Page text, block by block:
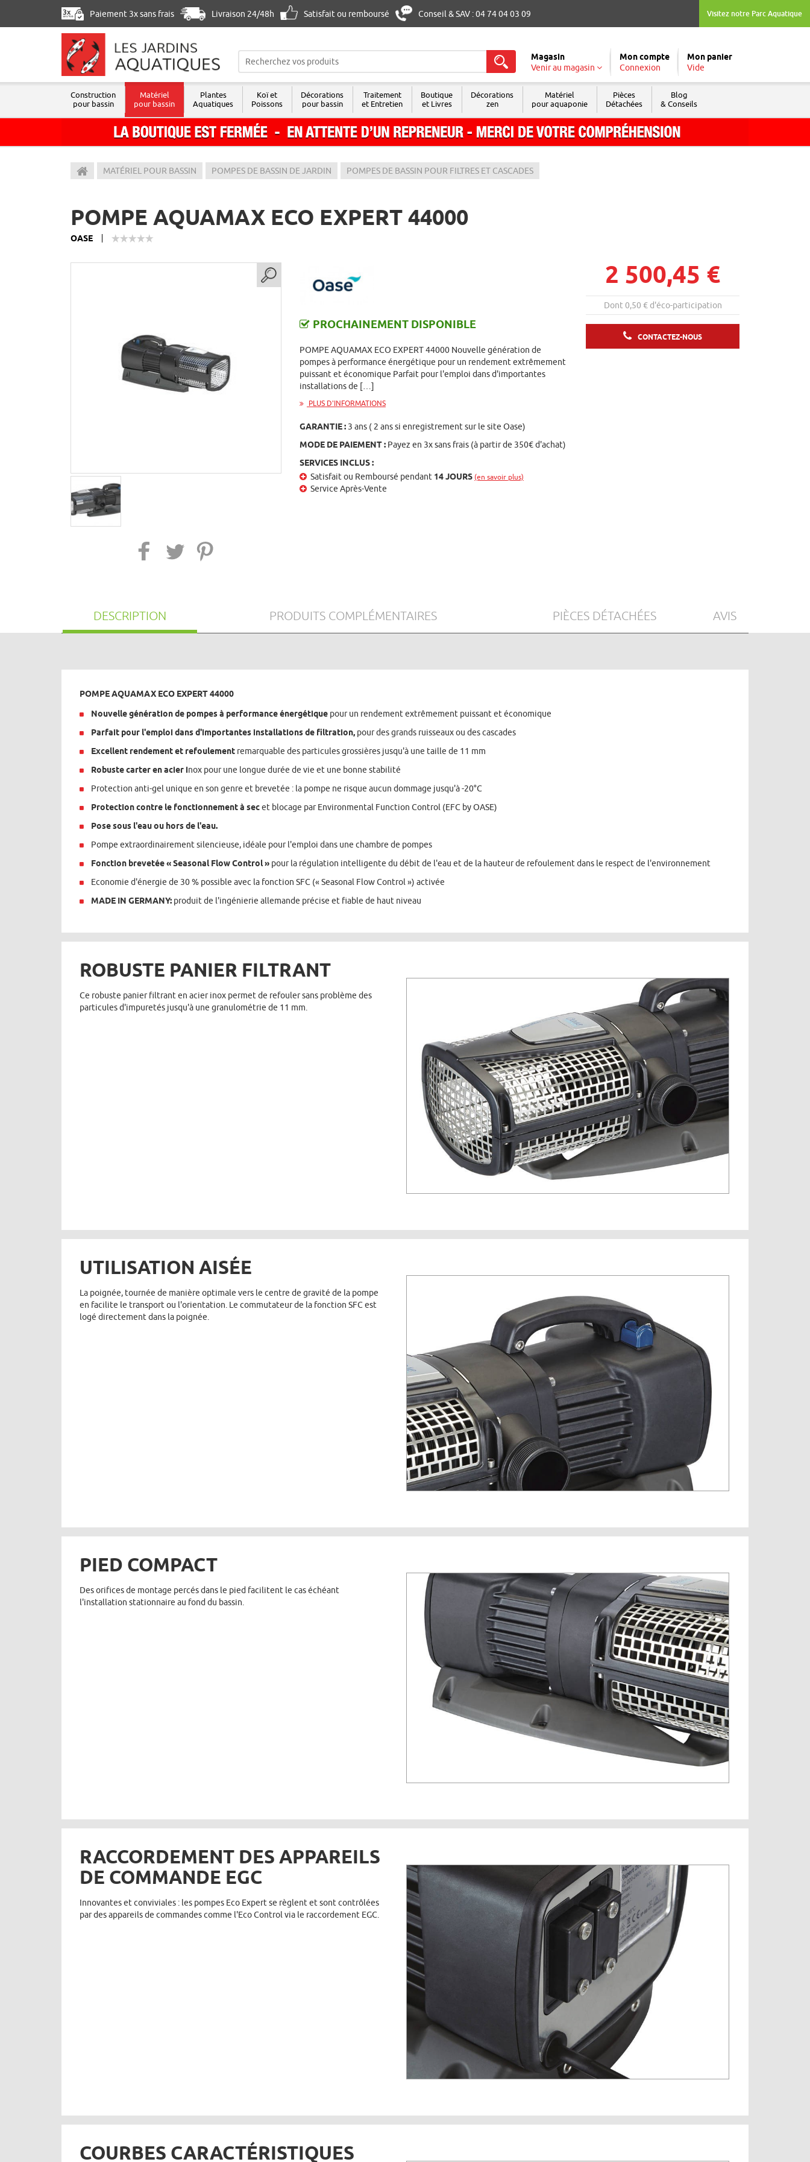
Visitez notre Parc Aquatique
Paiement 3x sans frais Livraison 24/48h Satisfait ou remboursé Conseil & SAV : 04 74 04 03 09
Les Jardins Aquatiques
Magasin
Venir au magasin
Mon compte
Connexion
Mon panier
Vide
Construction
pour bassin
Matériel
pour bassin
Plantes
Aquatiques
Koï et
Poissons
Décorations
pour bassin
Traitement
et Entretien
Boutique
et Livres
Décorations
zen
Matériel
pour aquaponie
Pièces
Détachées
Blog
& Conseils
MATÉRIEL POUR BASSIN POMPES DE BASSIN DE JARDIN POMPES DE BASSIN POUR FILTRES ET CASCADES
POMPE AQUAMAX ECO EXPERT 44000
OASE
PROCHAINEMENT DISPONIBLE
POMPE AQUAMAX ECO EXPERT 44000 Nouvelle génération de
pompes à performance énergétique pour un rendement extrêmement
puissant et économique Parfait pour l'emploi dans d'importantes
installations de […]
PLUS D'INFORMATIONS
GARANTIE : 3 ans ( 2 ans si enregistrement sur le site Oase)
MODE DE PAIEMENT : Payez en 3x sans frais (à partir de 350€ d'achat)
SERVICES INCLUS :
Satisfait ou Remboursé pendant 14 JOURS (en savoir plus)
Service Après-Vente
2 500,45 €
Dont 0,50 € d'éco-participation
CONTACTEZ-NOUS
DESCRIPTION PRODUITS COMPLÉMENTAIRES PIÈCES DÉTACHÉES AVIS
POMPE AQUAMAX ECO EXPERT 44000
Nouvelle génération de pompes à performance énergétique pour un rendement extrêmement puissant et économique
Parfait pour l'emploi dans d'importantes installations de filtration, pour des grands ruisseaux ou des cascades
Excellent rendement et refoulement remarquable des particules grossières jusqu'à une taille de 11 mm
Robuste carter en acier inox pour une longue durée de vie et une bonne stabilité
Protection anti-gel unique en son genre et brevetée : la pompe ne risque aucun dommage jusqu'à -20°C
Protection contre le fonctionnement à secet blocage par Environmental Function Control (EFC by OASE)
Pose sous l'eau ou hors de l'eau.
Pompe extraordinairement silencieuse, idéale pour l'emploi dans une chambre de pompes
Fonction brevetée « Seasonal Flow Control » pour la régulation intelligente du débit de l'eau et de la hauteur de refoulement dans le respect de l'environnement
Economie d'énergie de 30 % possible avec la fonction SFC (« Seasonal Flow Control ») activée
MADE IN GERMANY: produit de l'ingénierie allemande précise et fiable de haut niveau
ROBUSTE PANIER FILTRANT
Ce robuste panier filtrant en acier inox permet de refouler sans problème des
particules d'impuretés jusqu'à une granulométrie de 11 mm.
UTILISATION AISÉE
La poignée, tournée de manière optimale vers le centre de gravité de la pompe
en facilite le transport ou l'orientation. Le commutateur de la fonction SFC est
logé directement dans la poignée.
PIED COMPACT
Des orifices de montage percés dans le pied facilitent le cas échéant
l'installation stationnaire au fond du bassin.
RACCORDEMENT DES APPAREILS
DE COMMANDE EGC
Innovantes et conviviales : les pompes Eco Expert se règlent et sont contrôlées
par des appareils de commandes comme l'Eco Control via le raccordement EGC.
COURBES CARACTÉRISTIQUES